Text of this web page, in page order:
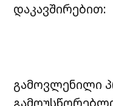
დაკავშირებით:
გამოვლენილი